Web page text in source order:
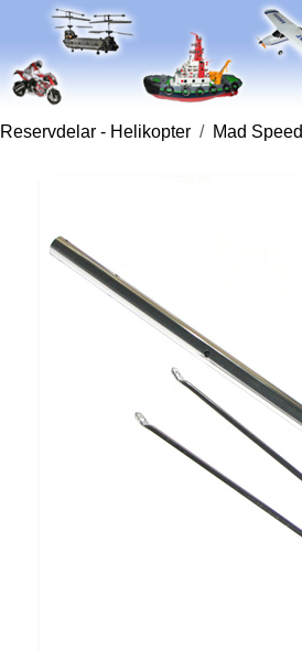
Reservdelar - Helikopter Mad Speed